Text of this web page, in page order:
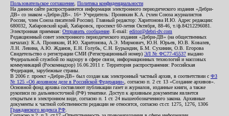
Пользовательское соглашение Политика конфиденциальности
На данном сайте распространяется информация электронного периодического издания «Дебри-
ДВ» со знаком «Дебри-ДВ». 16+ Учредитель: Пронякин К.А. (член Союза журналистов
России, член Союза писателей России). Главный редактор: Харитонова И.Ю. Адрес редакции:
680032, Хабаровский край, Хабаровск, проспект 60-летия Октября, 88-46, т./ф.84212296081.
Электронная приемная: Отправить сообщение . E-mail: editor@debri-dv.com
Редакционный совет электронного периодического издания «Дебри-ДВ» (на общественных
началах): К.А. Пронякин, И.Ю. Харитонова, А.Э. Мирмович, Ю.Н. Юрьев, Ю.В. Ковалев,
Л.Н. Левина, А.Ю. Жданов, Е.Н. Голубь, С.Н. Бурындин, Б.М. Сухинин, О.В. Егорова
Свидетельство о регистрации СМИ (Регистрационный номер) ЭЛ № ФС77-45537 выдано
Федеральной службой по надзору в сфере связи, информационных технологий и массовых
коммуникаций (Роскомнадзор) 16.06.2011 г. Территория распространения: Российская
Федерация, зарубежные страны.
В 2006 г. проект «Дебри-ДВ» был создан как электронный частный архив, в соответствии с ФЗ
№ 125 «Об архивном деле в Российской Федерации» , согласно п. 2 ст. 13 «Создание архивов».
Основной фонд архива составляют публикации газет и журналов, изданные книги, а также
рукописи по дальневосточной (РФ) тематике. Доступ к архивным документам является
открытым в электронном виде, согласно п. 1 ст. 24 вышеобозначенного закона. Архивные
документы к частной собственности редакции не относятся, согласно ст.ст. 1275, 1276, 1306
Гражданского кодекса РФ